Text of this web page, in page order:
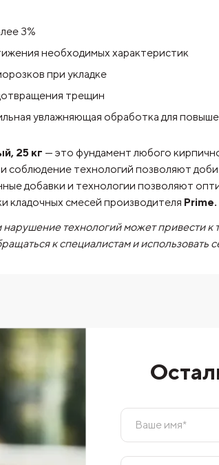
3%
необходимых характеристик
при укладке
трещин
увлажняющая обработка для
25 кг — это фундамент любого
соблюдение технологий позволяют
добавки и технологии позволяют
кладочных смесей производителя Prime.
технологий может привести
к специалистам и